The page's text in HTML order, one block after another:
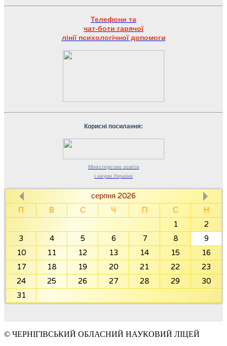
Телефони та
чат-боти гарячої
лінії психологічної допомоги
Корисні посилання:
Міністерство освіти
і науки України
серпня 2026
П
В С Ч П С
Н
1
2
3
4 5 6 7 8
9
10
11 12 13 14 15
16
17
18 19 20 21 22
23
24
25 26 27 28 29
30
31
© ЧЕРНІГІВСЬКИЙ ОБЛАСНИЙ НАУКОВИЙ ЛІЦЕЙ